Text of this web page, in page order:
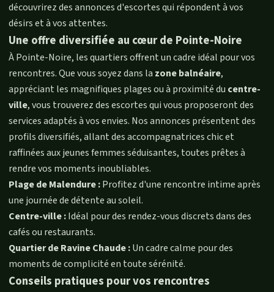
découvrirez des annonces d'escortes qui répondent à vos
désirs et à vos attentes.
Une offre diversifiée au cœur de Pointe-Noire
À Pointe-Noire, les quartiers offrent un cadre idéal pour vos
rencontres. Que vous soyez dans la zone balnéaire,
appréciant les magnifiques plages ou à proximité du centre-
ville, vous trouverez des escortes qui vous proposeront des
services adaptés à vos envies. Nos annonces présentent des
profils diversifiés, allant des accompagnatrices chic et
raffinées aux jeunes femmes séduisantes, toutes prêtes à
rendre vos moments inoubliables.
Plage de Malendure :Profitez d'une rencontre intime après
une journée de détente au soleil.
Centre-ville :Idéal pour des rendez-vous discrets dans des
cafés ou restaurants.
Quartier de Ravine Chaude :Un cadre calme pour des
moments de complicité en toute sérénité.
Conseils pratiques pour vos rencontres